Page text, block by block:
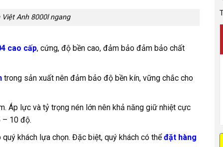
Anh 8000l ngang
cao cấp, cứng, độ bền cao, đảm bảo đảm bảo chất
trong sản xuất nên đảm bảo độ bền kín, vững chắc cho
Áp lực và tỷ trọng nén lớn nên khả năng giữ nhiệt cực
– 10 độ.
quý khách lựa chọn. Đặc biệt, quý khách có thểđặt hàng